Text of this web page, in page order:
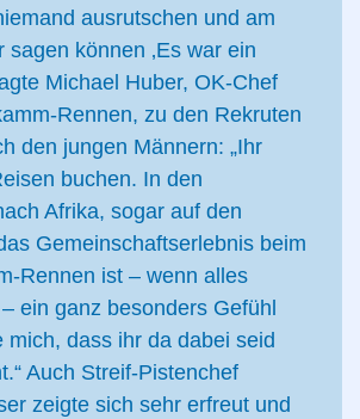
ausrutschen und am
sagen können ‚Es war ein
Michael Huber, OK-Chef
Rennen, zu den Rekruten
den jungen Männern: „Ihr
buchen. In den
Afrika, sogar auf den
Gemeinschaftserlebnis beim
Rennen ist – wenn alles
ein ganz besonders Gefühl
mich, dass ihr da dabei seid
Auch Streif-Pistenchef
zeigte sich sehr erfreut und